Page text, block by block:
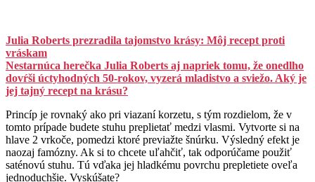
Julia Roberts prezradila tajomstvo krásy: Môj recept proti
vráskam
Nestarnúca herečka Julia Roberts aj napriek tomu, že onedlho
dovŕši úctyhodných 50-rokov, vyzerá mladistvo a sviežo. Aký je
jej tajný recept na krásu?
Princíp je rovnaký ako pri viazaní korzetu, s tým rozdielom, že v
tomto prípade budete stuhu preplietať medzi vlasmi. Vytvorte si na
hlave 2 vrkoče, pomedzi ktoré previažte šnúrku. Výsledný efekt je
naozaj famózny. Ak si to chcete uľahčiť, tak odporúčame použiť
saténovú stuhu. Tú vďaka jej hladkému povrchu prepletiete oveľa
jednoduchšie. Vyskúšate?